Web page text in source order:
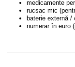
medicamente
rucsac mic
baterie externă /
numerar în euro